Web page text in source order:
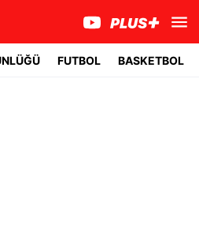
FUTBOL BASKETBOL